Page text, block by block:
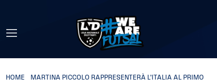
HOME
MARTINA PICCOLO RAPPRESENTERÀ L’ITALIA AL PRIMO